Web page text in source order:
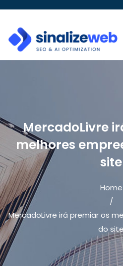
MercadoLivre
melhores
site
Home
/
MercadoLivre irá premiar os
do